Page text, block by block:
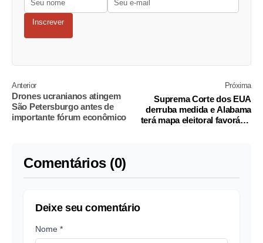
Inscrever
Anterior
Drones ucranianos atingem
São Petersburgo antes de
importante fórum econômico
Próxima
Suprema Corte dos EUA
derruba medida e Alabama
terá mapa eleitoral favorável
Comentários (0)
Deixe seu comentário
Nome *